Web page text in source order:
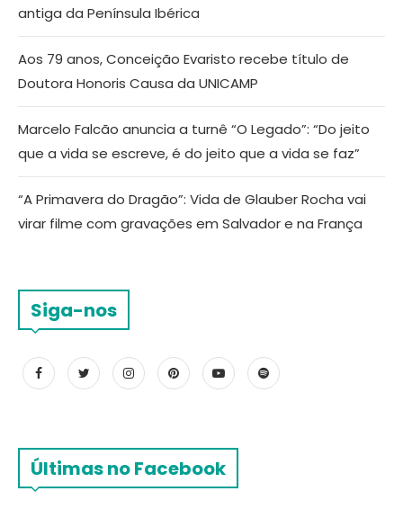
antiga da Península Ibérica
Aos 79 anos, Conceição Evaristo recebe título de
Doutora Honoris Causa da UNICAMP
Marcelo Falcão anuncia a turnê “O Legado”: “Do jeito
que a vida se escreve, é do jeito que a vida se faz”
“A Primavera do Dragão”: Vida de Glauber Rocha vai
virar filme com gravações em Salvador e na França
Siga-nos
Últimas no Facebook